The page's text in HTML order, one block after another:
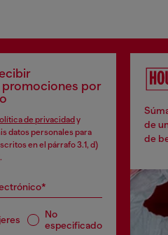
por
de privacidad y
datos personales para
en el párrafo 3.1, d)
.
No
especificado
de
de